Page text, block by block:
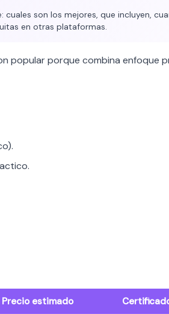
son los mejores, que incluyen,
en otras plataformas.
popular porque combina enfoque
Precio estimado